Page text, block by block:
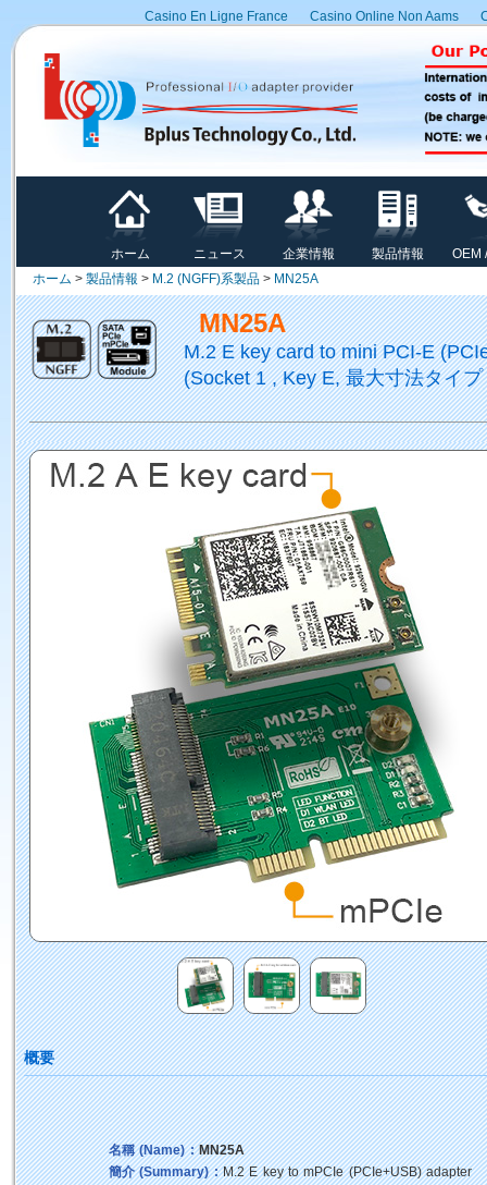
Casino En Ligne France Casino Online Non Aams
ホーム ニュース 企業情報 製品情報
OEM
ホーム > 製品情報 > M.2 (NGFF)系製品 > MN25A
MN25A
M.2 E key card to mini PCI-E
(Socket 1 , Key E, 最大寸法タイ
概要
名稱 (Name) :MN25A
簡介 (Summary) :M.2 E key to mPCIe (PCIe+USB) adapter